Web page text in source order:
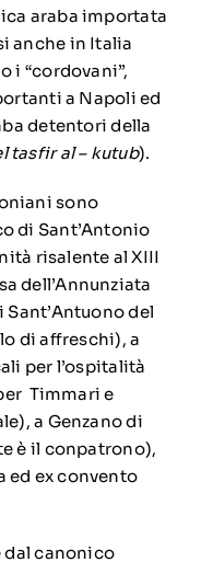
araba importata
anche in Italia
i “cordovani”,
a Napoli ed
detentori della
tasfir al – kutub).
sono
di Sant’Antonio
risalente al XIII
dell’Annunziata
del
di affreschi), a
per l’ospitalità
Timmari e
a Genzano di
è il conpatrono),
ed ex convento
dal canonico